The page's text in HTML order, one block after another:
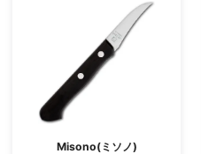
Misono(ミソノ)